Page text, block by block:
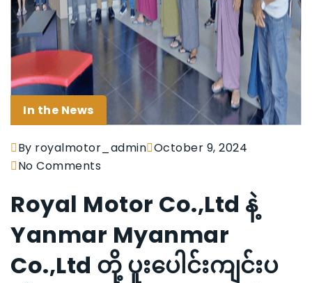
In the News
By royalmotor_admin October 9, 2024
No Comments
Royal Motor Co.,Ltd နဲ့
Yanmar Myanmar
Co.,Ltd တို့ ပူးပေါင်းကျင်းပ